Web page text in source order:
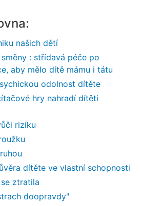
našich dětí
: střídavá péče po
aby mělo dítě mámu i tátu
odolnost dítěte
hry nahradí dítěti
riziku
dítěte ve vlastní schopnosti
ztratila
doopravdy"